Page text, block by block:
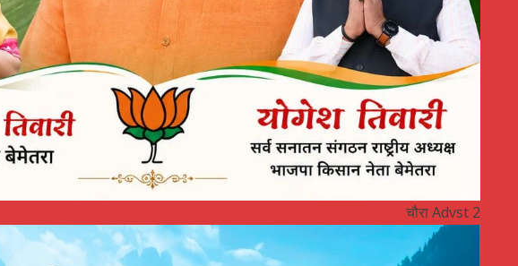
चौरा Advst 2